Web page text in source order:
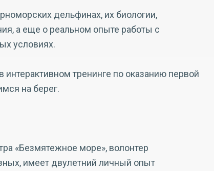
дельфинах, их биологии,
а еще о реальном опыте работы с
условиях.
тренинге по оказанию первой
на берег.
«Безмятежное море», волонтер
имеет двулетний личный опыт